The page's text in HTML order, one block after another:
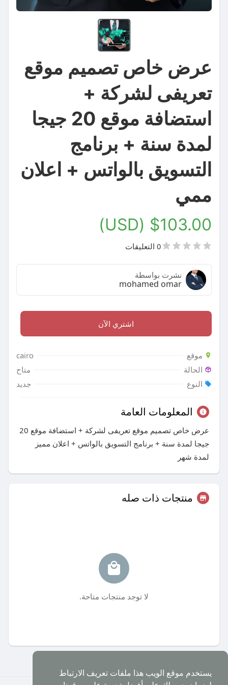
يستخدم موقع الويب هذا ملفات تعريف الارتباط
عرض خاص تصميم موقع
تعريفى لشركة +
استضافة موقع 20 جيجا
لمدة سنة + برنامج
التسويق بالواتس + اعلان
ممي
$103.00 (USD)
0 التعليقات
نشرت بواسطة
mohamed omar
اشتري الآن
موقع
cairo
الحالة
متاح
النوع
جديد
المعلومات العامة
عرض خاص تصميم موقع تعريفى لشركة + استضافة موقع 20
جيجا لمدة سنة + برنامج التسويق بالواتس + اعلان مميز
لمدة شهر
منتجات ذات صله
لا توجد منتجات متاحة.